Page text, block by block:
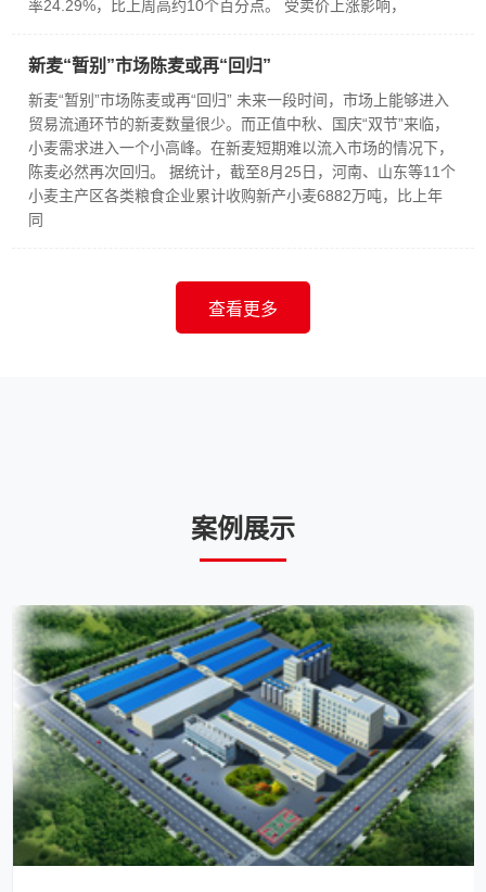
率24.29%，比上周高约10个百分点。 受卖价上涨影响，
新麦“暂别”市场陈麦或再“回归”
新麦“暂别”市场陈麦或再“回归” 未来一段时间，市场上能够进入
贸易流通环节的新麦数量很少。而正值中秋、国庆“双节”来临，
小麦需求进入一个小高峰。在新麦短期难以流入市场的情况下，
陈麦必然再次回归。 据统计，截至8月25日，河南、山东等11个
小麦主产区各类粮食企业累计收购新产小麦6882万吨，比上年
同
查看更多
案例展示